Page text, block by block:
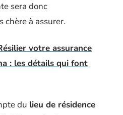
sera donc
chère à assurer.
votre assurance
: les détails qui font
du lieu de résidence